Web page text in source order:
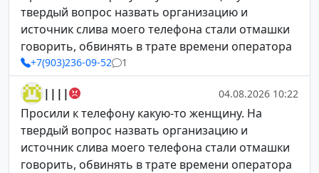
твердый вопрос назвать организацию и
источник слива моего телефона стали отмашки
говорить, обвинять в трате времени оператора
+7(903)236-09-52 1
|||| 04.08.2026 10:22
Просили к телефону какую-то женщину. На
твердый вопрос назвать организацию и
источник слива моего телефона стали отмашки
говорить, обвинять в трате времени оператора